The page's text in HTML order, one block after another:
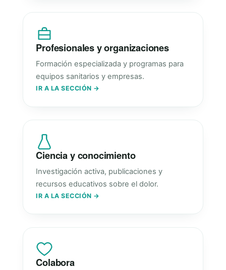
Profesionales y organizaciones
Formación especializada y programas para
equipos sanitarios y empresas.
IR A LA SECCIÓN →
Ciencia y conocimiento
Investigación activa, publicaciones y
recursos educativos sobre el dolor.
IR A LA SECCIÓN →
Colabora